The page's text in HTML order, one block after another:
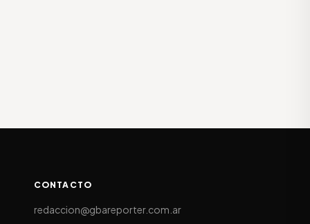
CONTACTO
redaccion@gbareporter.com.ar